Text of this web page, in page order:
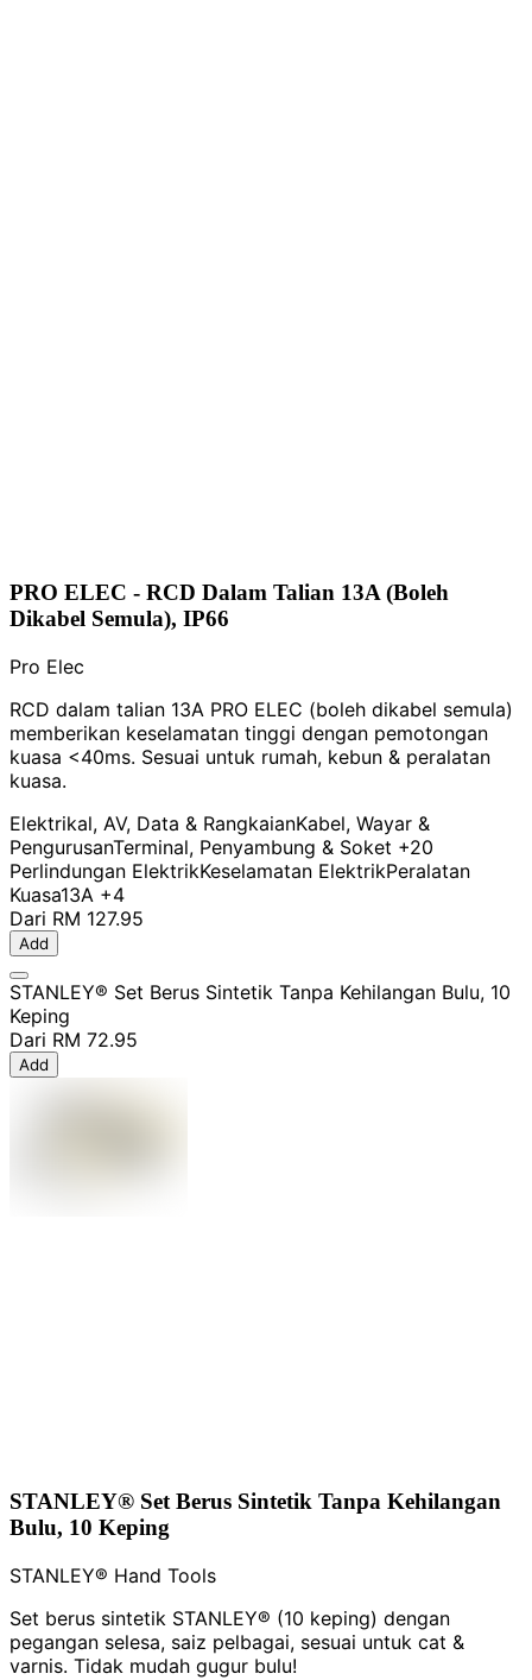
PRO ELEC - RCD Dalam Talian 13A (Boleh
Dikabel Semula), IP66
Pro Elec
RCD dalam talian 13A PRO ELEC (boleh dikabel semula)
memberikan keselamatan tinggi dengan pemotongan
kuasa <40ms. Sesuai untuk rumah, kebun & peralatan
kuasa.
Elektrikal, AV, Data & RangkaianKabel, Wayar &
PengurusanTerminal, Penyambung & Soket +20
Perlindungan ElektrikKeselamatan ElektrikPeralatan
Kuasa13A +4
Dari RM 127.95
Add
STANLEY® Set Berus Sintetik Tanpa Kehilangan Bulu, 10
Keping
Dari RM 72.95
Add
STANLEY® Set Berus Sintetik Tanpa Kehilangan
Bulu, 10 Keping
STANLEY® Hand Tools
Set berus sintetik STANLEY® (10 keping) dengan
pegangan selesa, saiz pelbagai, sesuai untuk cat &
varnis. Tidak mudah gugur bulu!